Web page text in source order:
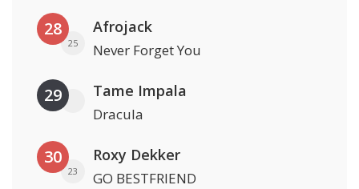
28
25
Afrojack
Never Forget You
29 Tame Impala
Dracula
30
23
Roxy Dekker
GO BESTFRIEND